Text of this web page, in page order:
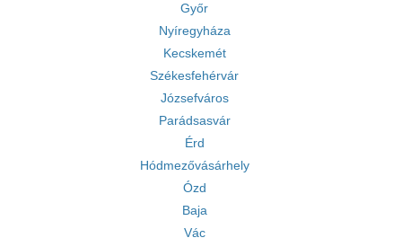
Győr
Nyíregyháza
Kecskemét
Székesfehérvár
Józsefváros
Parádsasvár
Érd
Hódmezővásárhely
Ózd
Baja
Vác